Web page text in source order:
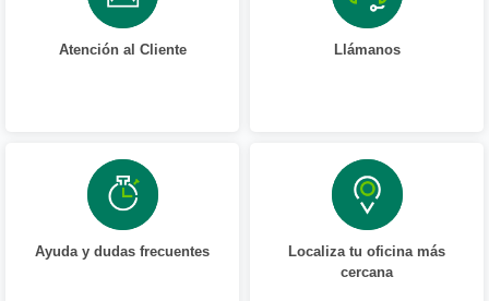
Atención al Cliente Llámanos
Ayuda y dudas frecuentes
Localiza tu oficina más
cercana